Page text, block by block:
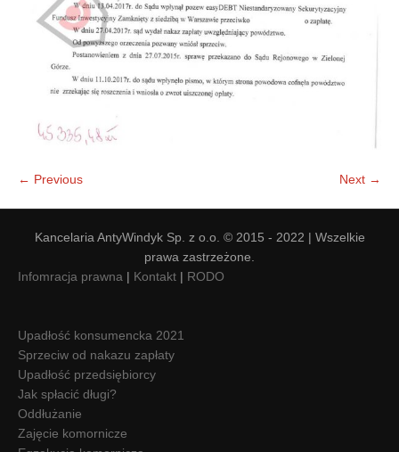
← Previous Next →
Kancelaria AntyWindyk Sp. z o.o. © 2015 - 2022 | Wszelkie
prawa zastrzeżone.
Infomracja prawna | Kontakt | RODO
Upadłość konsumencka 2021
Sprzeciw od nakazu zapłaty
Upadłość przedsiębiorcy
Jak spłacić długi?
Oddłużanie
Zajęcie komornicze